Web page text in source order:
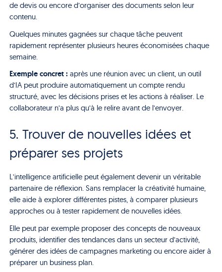
de devis ou encore d’organiser des documents selon leur
contenu.
Quelques minutes gagnées sur chaque tâche peuvent
rapidement représenter plusieurs heures économisées chaque
semaine.
Exemple concret : après une réunion avec un client, un outil
d’IA peut produire automatiquement un compte rendu
structuré, avec les décisions prises et les actions à réaliser. Le
collaborateur n’a plus qu’à le relire avant de l’envoyer.
5. Trouver de nouvelles idées et
préparer ses projets
L’intelligence artificielle peut également devenir un véritable
partenaire de réflexion. Sans remplacer la créativité humaine,
elle aide à explorer différentes pistes, à comparer plusieurs
approches ou à tester rapidement de nouvelles idées.
Elle peut par exemple proposer des concepts de nouveaux
produits, identifier des tendances dans un secteur d’activité,
générer des idées de campagnes marketing ou encore aider à
préparer un business plan.